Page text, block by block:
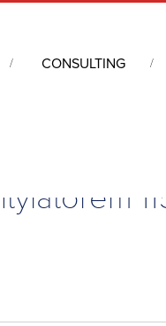
CONSULTING